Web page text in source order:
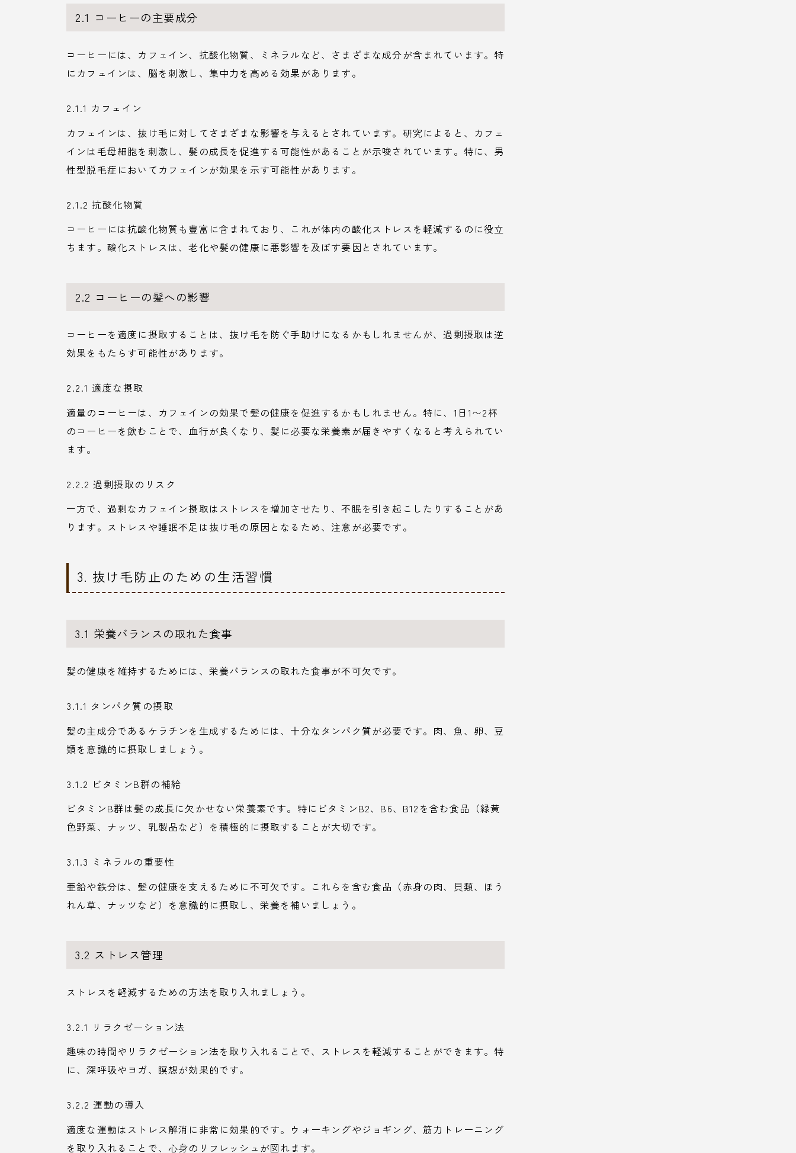
2.1 コーヒーの主要成分
コーヒーには、カフェイン、抗酸化物質、ミネラルなど、さまざまな成分が含まれています。特
にカフェインは、脳を刺激し、集中力を高める効果があります。
2.1.1 カフェイン
カフェインは、抜け毛に対してさまざまな影響を与えるとされています。研究によると、カフェ
インは毛母細胞を刺激し、髪の成長を促進する可能性があることが示唆されています。特に、男
性型脱毛症においてカフェインが効果を示す可能性があります。
2.1.2 抗酸化物質
コーヒーには抗酸化物質も豊富に含まれており、これが体内の酸化ストレスを軽減するのに役立
ちます。酸化ストレスは、老化や髪の健康に悪影響を及ぼす要因とされています。
2.2 コーヒーの髪への影響
コーヒーを適度に摂取することは、抜け毛を防ぐ手助けになるかもしれませんが、過剰摂取は逆
効果をもたらす可能性があります。
2.2.1 適度な摂取
適量のコーヒーは、カフェインの効果で髪の健康を促進するかもしれません。特に、1日1〜2杯
のコーヒーを飲むことで、血行が良くなり、髪に必要な栄養素が届きやすくなると考えられてい
ます。
2.2.2 過剰摂取のリスク
一方で、過剰なカフェイン摂取はストレスを増加させたり、不眠を引き起こしたりすることがあ
ります。ストレスや睡眠不足は抜け毛の原因となるため、注意が必要です。
3. 抜け毛防止のための生活習慣
3.1 栄養バランスの取れた食事
髪の健康を維持するためには、栄養バランスの取れた食事が不可欠です。
3.1.1 タンパク質の摂取
髪の主成分であるケラチンを生成するためには、十分なタンパク質が必要です。肉、魚、卵、豆
類を意識的に摂取しましょう。
3.1.2 ビタミンB群の補給
ビタミンB群は髪の成長に欠かせない栄養素です。特にビタミンB2、B6、B12を含む食品（緑黄
色野菜、ナッツ、乳製品など）を積極的に摂取することが大切です。
3.1.3 ミネラルの重要性
亜鉛や鉄分は、髪の健康を支えるために不可欠です。これらを含む食品（赤身の肉、貝類、ほう
れん草、ナッツなど）を意識的に摂取し、栄養を補いましょう。
3.2 ストレス管理
ストレスを軽減するための方法を取り入れましょう。
3.2.1 リラクゼーション法
趣味の時間やリラクゼーション法を取り入れることで、ストレスを軽減することができます。特
に、深呼吸やヨガ、瞑想が効果的です。
3.2.2 運動の導入
適度な運動はストレス解消に非常に効果的です。ウォーキングやジョギング、筋力トレーニング
を取り入れることで、心身のリフレッシュが図れます。